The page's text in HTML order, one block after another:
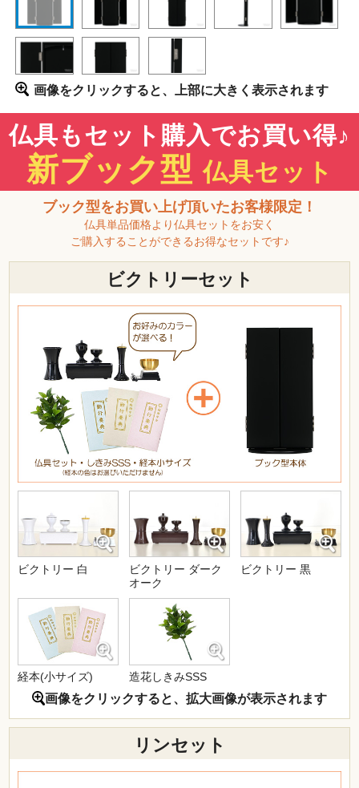
画像をクリックすると、上部に大きく表示されます
仏具もセット購入でお買い得♪
新ブック型仏具セット
ブック型をお買い上げ頂いたお客様限定！
仏具単品価格より仏具セットをお安く
ご購入することができるお得なセットです♪
ビクトリーセット
ビクトリー 白
ビクトリー ダーク
オーク
ビクトリー 黒
経本(小サイズ) 造花しきみSSS
画像をクリックすると、拡大画像が表示されます
リンセット